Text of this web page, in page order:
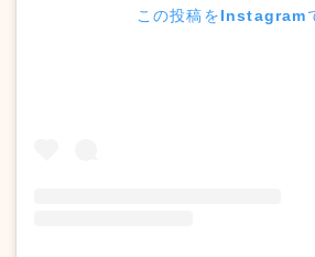
この投稿をInstagram